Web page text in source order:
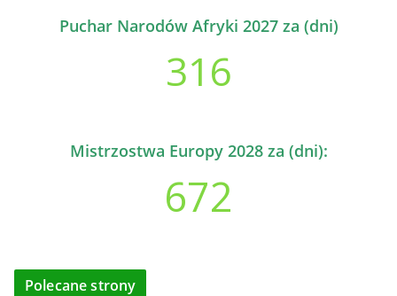
Puchar Narodów Afryki 2027 za (dni)
316
Mistrzostwa Europy 2028 za (dni):
672
Polecane strony